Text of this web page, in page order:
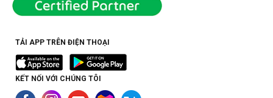
TẢI APP TRÊN ĐIỆN THOẠI
KẾT NỐI VỚI CHÚNG TÔI